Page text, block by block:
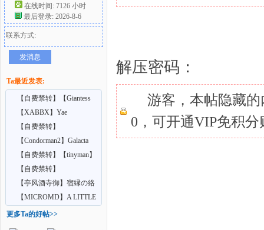
好
在线时间: 7126 小时
最后登录: 2026-8-6
联系方式:
发消息
Ta最近发表:
【自费禁转】【Giantess
Shrinking Feet】A
【XABBX】Yae
Confidential training
【自费禁转】
【Vrgiantess】Your school
【Condorman2】Galacta
【自费禁转】【tinyman】
Ep9 extra – Lurk
【自费禁转】
【AdultingX】Giantess Feet
【亭风酒寺御】宿縁の絡
み合い
【MICROMD】A LITTLE
MAGIC 8-9
更多Ta的好帖>>
解压密码：
游客，本帖隐藏
0，可开通VIP免积分